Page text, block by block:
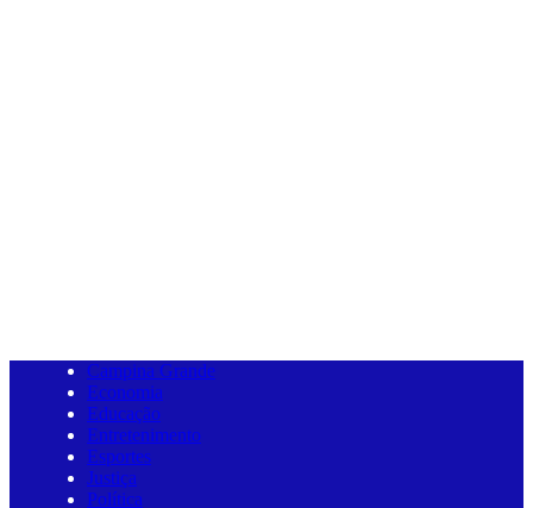
Campina Grande
Economia
Educação
Entretenimento
Esportes
Justiça
Política